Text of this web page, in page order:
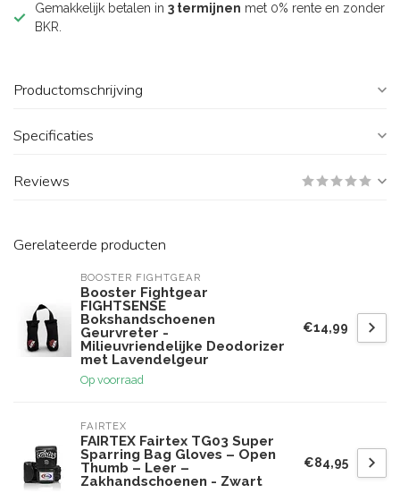
Gemakkelijk betalen in 3 termijnen met 0% rente en zonder
BKR.
Productomschrijving
Specificaties
Reviews
Gerelateerde producten
BOOSTER FIGHTGEAR
Booster Fightgear
FIGHTSENSE
Bokshandschoenen
Geurvreter -
Milieuvriendelijke Deodorizer
met Lavendelgeur
Op voorraad
€14,99
FAIRTEX
FAIRTEX Fairtex TG03 Super
Sparring Bag Gloves – Open
Thumb – Leer –
Zakhandschoenen - Zwart
€84,95